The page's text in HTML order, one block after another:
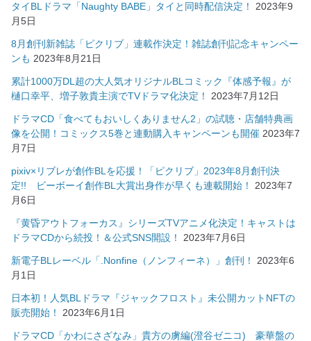
タイBLドラマ「Naughty BABE」タイと同時配信決定！
2023年9
月5日
8月創刊新雑誌「ピクリブ」連載作決定！雑誌創刊記念キャンペー
ンも 2023年8月21日
累計1000万DL超の大人気オリジナルBLコミック『体感予報』が
樋口幸平、増子敦貴主演でTVドラマ化決定！
2023年7月12日
ドラマCD「食べてもおいしくありません2」の試聴・店舗特典画
像を公開！コミックス5巻と連動購入キャンペーンも開催 2023年7
月7日
pixiv×リブレが創作BLを応援！「ピクリブ」2023年8月創刊決
定!! ビーボーイ創作BL大賞出身作が早くも連載開始！
2023年7
月6日
『黄昏アウトフォーカス』シリーズTVアニメ化決定！キャストは
ドラマCDから続投！＆公式SNS開設！
2023年7月6日
新電子BLレーベル「.Nonfine（ノンフィーネ）」創刊！
2023年6
月1日
日本初！人気BLドラマ『ジャックフロスト』未公開カットNFTの
販売開始！
2023年6月1日
ドラマCD「かわにさざなみ」貴方の虜編(澄谷ゼニコ) 豪華盤の